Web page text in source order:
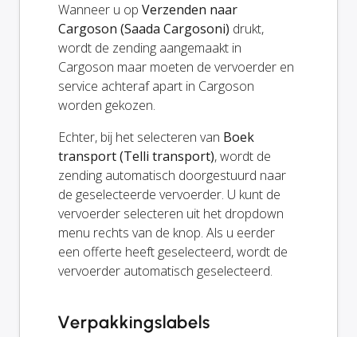
Wanneer u op Verzenden naar
Cargoson (Saada Cargosoni) drukt,
wordt de zending aangemaakt in
Cargoson maar moeten de vervoerder en
service achteraf apart in Cargoson
worden gekozen.
Echter, bij het selecteren van Boek
transport (Telli transport), wordt de
zending automatisch doorgestuurd naar
de geselecteerde vervoerder. U kunt de
vervoerder selecteren uit het dropdown
menu rechts van de knop. Als u eerder
een offerte heeft geselecteerd, wordt de
vervoerder automatisch geselecteerd.
Verpakkingslabels